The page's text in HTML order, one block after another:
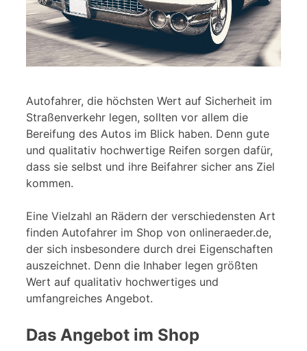
Autofahrer, die höchsten Wert auf Sicherheit im
Straßenverkehr legen, sollten vor allem die
Bereifung des Autos im Blick haben. Denn gute
und qualitativ hochwertige Reifen sorgen dafür,
dass sie selbst und ihre Beifahrer sicher ans Ziel
kommen.
Eine Vielzahl an Rädern der verschiedensten Art
finden Autofahrer im Shop von onlineraeder.de,
der sich insbesondere durch drei Eigenschaften
auszeichnet. Denn die Inhaber legen größten
Wert auf qualitativ hochwertiges und
umfangreiches Angebot.
Das Angebot im Shop